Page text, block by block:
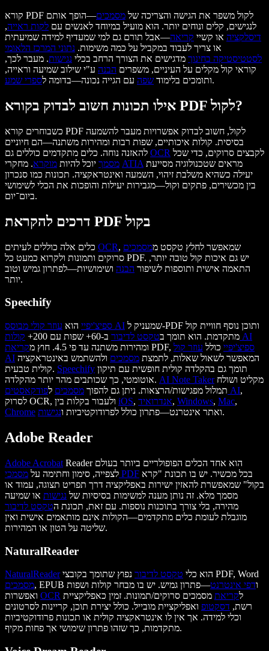
קורא PDF לקול משפר את הגישה והצריכה של מסמכים—הופך אותם
לנגישים, קלים ונוחים יותר. הוא מועיל במיוחד לאנשים עם לקות ראייה,
דיסלקציה או קשיי קריאה—אבל תורם גם למי שמעדיף למידה שמיעתית
או צריך לעבוד במקביל על כמה משימות. נתוני המרכז הלאומי
לסטטיסטיקה בחינוך מדגישים את הצורך הרחב בכלי נגישות. מעבר לכך,
קוראי קול מקלים על העיניים, משפרים הבנה ע"י שילוב שמיעה וראייה,
ותומכים בלימוד שפה עם הגייה נכונה—בדומה לספרי שמע .
אילו תכונות חשוב לבדוק בקורא PDF לקול?
כשבוחרים קורא PDF לקול, חשוב לבדוק אפשרויות מעבר להשמעה
בסיסית. קולות איכותיים, שפות רבות ומהירות משתנה—הם חיוניים
OCR לקבצים סרוקים, כדי שכל
מסמך יוכל להיות מוקרא ATIA
יעילה כשהיא משלבת זיהוי, השמעה ואינטראקציה. תכונות כמו סנכרון
בין מכשירים, פתקים וקול—מגבירות יעילות והופכות את הכלי לשימושי
ביום־יום.
דרכים להקראת PDF בקול
OCR , שמאפשר לחלץ טקסט ממסמכים
סרוקים ותמונות ולקרוא כמעט כל PDF. יש גם איכות קול טובה יותר,
התאמה אישית ותוספות לשיפור הבנה ושימושיות—לפתרון גמיש וטוב
יותר.
Speechify
ספיצ'יפיי הוא עוזר קולי מבוסס AI
מתקדמת. הוא תומך בטקסט לדיבור ב-60+ שפות עם 200+
קולות AI
ומהירות משתנה עד פי 4.5. חוץ מ
קריאת PDF, ספיצ'יפיי כולל עוזר קול
AI
המאפשר לשאול שאלות, לתמצת מסמכים ולהשתמש באינטראקציה
קולית טבעית. Speechify
אוטומטי, כך שכותבים מהר יותר מהקלדה. AI Note Takerמקליט ושולח
תמלול מפגישות/הרצאות. ניתן גם להפוך מסמכים ל פודקאסטים AI,
iOS, אנדרואיד, Windows, Mac,
Chrome
ואתר אינטרנט—פתרון כולל לפרודוקטיביות ונגישות .
Adobe Reader
Adobe Acrobat Reader הוא אחד הכלים הפופולריים ביותר בעולם
לצפייה, סימון וחתימה על מסמכי PDF
בקול" שמאפשרת להאזין ישירות באפליקציה דרך תפריט תצוגה, עמוד או
מסמך מלא. זה נותן מענה למשימות בסיסיות של נגישות או שמיעה
מהירה, בלי צורך בתוכנות נוספות. עם זאת, תכונת הטקסט לדיבור
מוגבלת לעומת כלים מתקדמים—הקולות אינם מותאמים אישית ואין
שליטה על הטון או המהירות.
NaturalReader
NaturalReader הוא כלי טקסט לדיבור
נפוץ שתומך בקובצי PDF, Word
מסמכים
, EPUB ודפי אינטרנט—פתרון גמיש. יש בו מבחר קולות ושפות
OCR לקריאת מסמכים סרוקים/תמונות. זמין כאפליקציית
רשת, דסקטופ ואפליקציית מובייל. כולל יצירת תוכן, קריינות לסרטונים
וכלי למידה. אך אין לו אינטראקציה קולית או תכונות פרודוקטיביות
מתקדמות, כך שזהו פתרון שימושי אך פחות מקיף.